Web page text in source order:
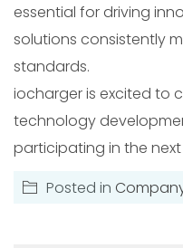
essential for driving
solutions consistently
standards.
iocharger is excited to
technology
participating in the next
Posted in